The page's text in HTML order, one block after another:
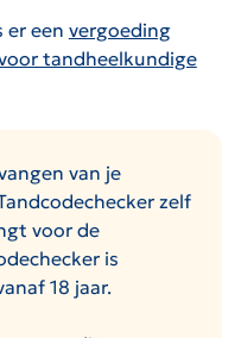
er een vergoeding
tandheelkundige
van je
zelf
voor de
is
18 jaar.